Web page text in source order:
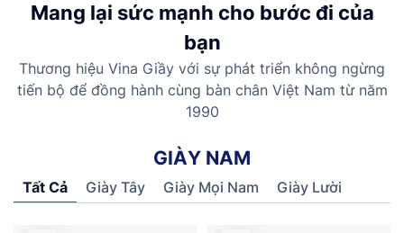
Mang lại sức mạnh cho bước đi của
bạn
Thương hiệu Vina Giầy với sự phát triển không ngừng
tiến bộ để đồng hành cùng bàn chân Việt Nam từ năm
1990
GIÀY NAM
Tất Cả Giày Tây Giày Mọi Nam Giày Lười